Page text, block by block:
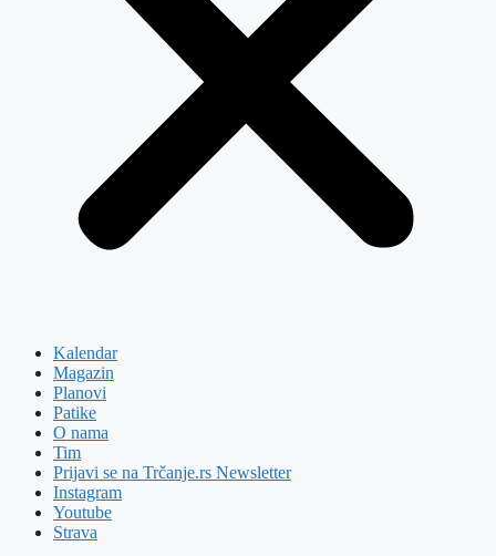
Kalendar
Magazin
Planovi
Patike
O nama
Tim
Prijavi se na Trčanje.rs Newsletter
Instagram
Youtube
Strava